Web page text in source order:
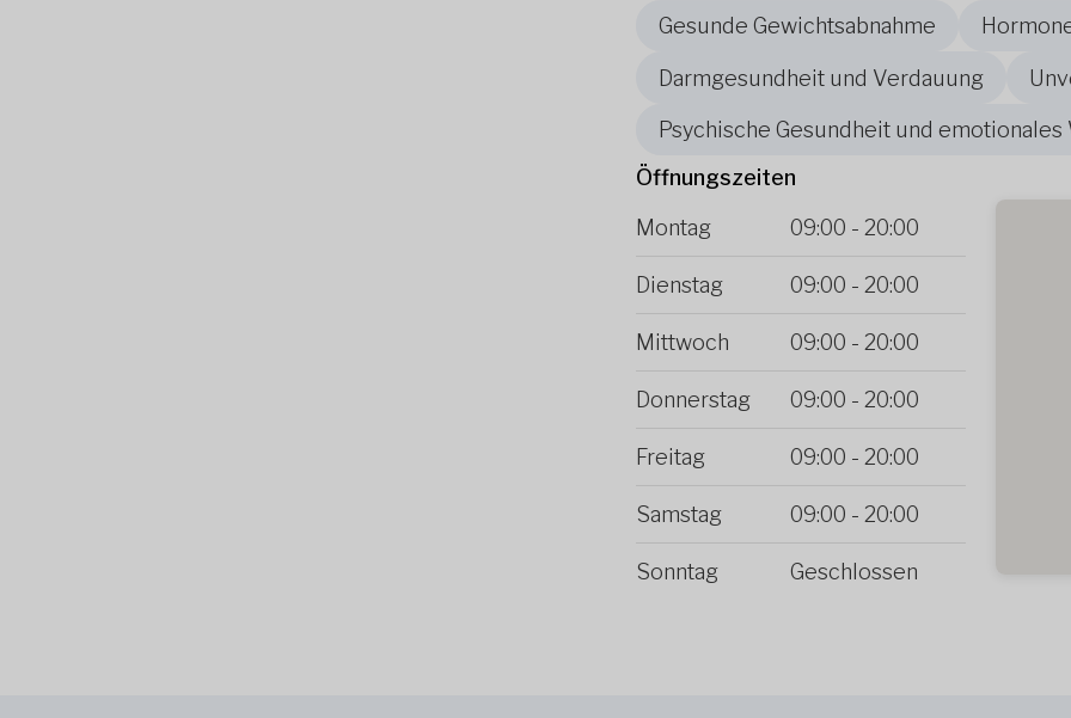
Gesunde Gewichtsabnahme
Darmgesundheit und Verdauung
Psychische Gesundheit und
Öffnungszeiten
Montag
09:00 - 20:00
Dienstag 09:00 - 20:00
Mittwoch 09:00 - 20:00
Donnerstag 09:00 - 20:00
Freitag 09:00 - 20:00
Samstag 09:00 - 20:00
Sonntag Geschlossen